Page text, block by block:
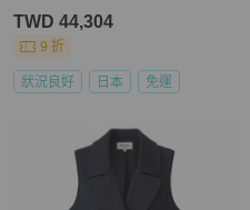
TWD 44,304
9 折
狀況良好 日本 免運